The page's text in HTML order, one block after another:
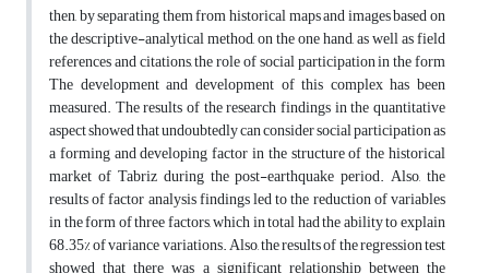
then, by separating them from historical maps and images based on
the descriptive-analytical method, on the one hand, as well as field
references and citations, the role of social participation in the form
The development and development of this complex has been
measured. The results of the research findings in the quantitative
aspect showed that undoubtedly can consider social participation as
a forming and developing factor in the structure of the historical
market of Tabriz during the post-earthquake period. Also, the
results of factor analysis findings led to the reduction of variables
in the form of three factors, which in total had the ability to explain
68.35% of variance variations. Also, the results of the regression test